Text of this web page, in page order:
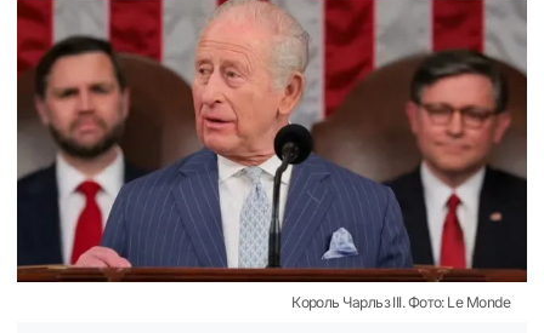
Король Чарльз III. Фото: Le Monde